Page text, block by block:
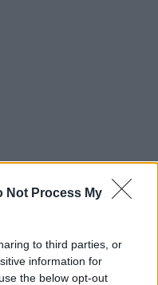
Not Process My
to third parties, or
information for
the below opt-out
inspiré de la
spécial du Paris